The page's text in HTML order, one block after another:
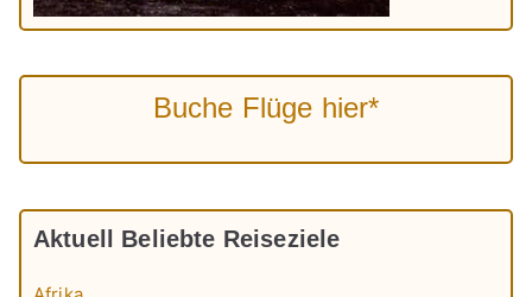
Buche Flüge hier*
Aktuell Beliebte Reiseziele